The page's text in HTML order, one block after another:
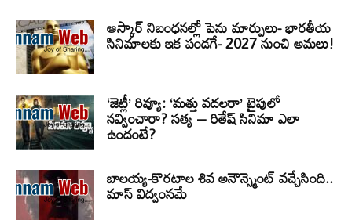
ఆస్కార్ నిబంధనల్లో పెను మార్పులు- భారతీయ
సినిమాలకు ఇక పండగే- 2027 నుంచి అమలు!
‘జెట్లీ’ రివ్యూ: ‘మత్తు వదలరా’ టైపులో
నవ్వించారా? సత్య – రితేష్ సినిమా ఎలా
ఉందంటే?
బాలయ్య-కొరటాల శివ అనౌన్స్మెంట్ వచ్చేసింది..
మాస్ విద్వంసమే